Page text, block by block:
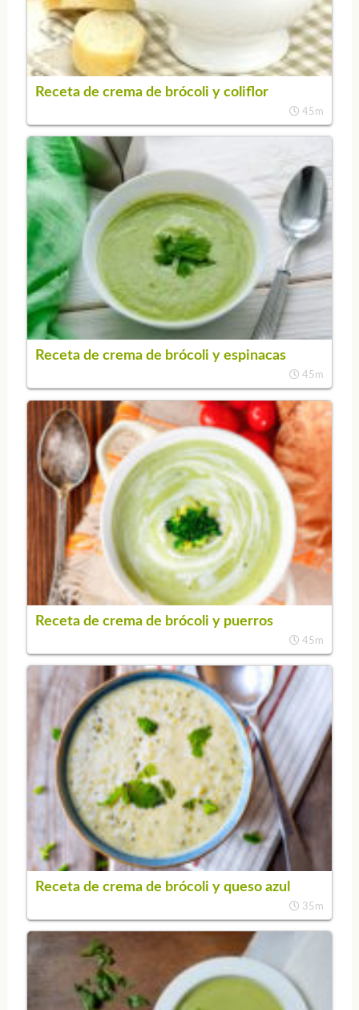
Receta de crema de brócoli y coliflor
45m
Receta de crema de brócoli y espinacas
45m
Receta de crema de brócoli y puerros
45m
Receta de crema de brócoli y queso azul
35m